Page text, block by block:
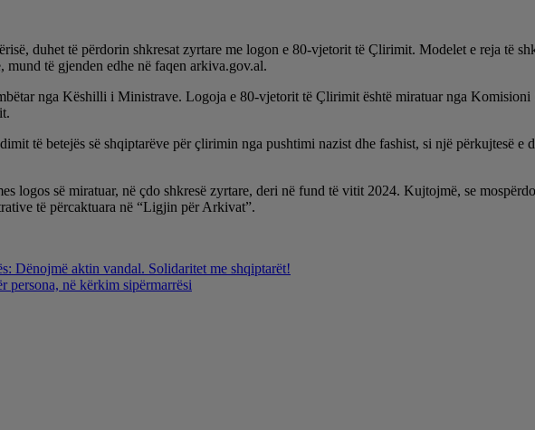
duhet të përdorin shkresat zyrtare me logon e 80-vjetorit të Çlirimit. Modelet e reja të
të gjenden edhe në faqen arkiva.gov.al.
nga Këshilli i Ministrave. Logoja e 80-vjetorit të Çlirimit është miratuar nga
të betejës së shqiptarëve për çlirimin nga pushtimi nazist dhe fashist, si një përkujtesë e
logos së miratuar, në çdo shkresë zyrtare, deri në fund të vitit 2024. Kujtojmë, se
të përcaktuara në “Ligjin për Arkivat”.
Dënojmë aktin vandal. Solidaritet me shqiptarët!
persona, në kërkim sipërmarrësi